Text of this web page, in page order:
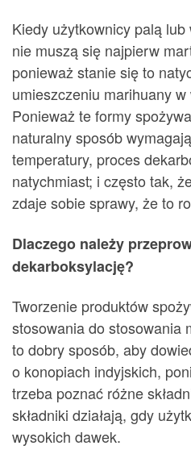
Kiedy użytkownicy palą
nie muszą się najpierw
ponieważ stanie się to
umieszczeniu marihuany
Ponieważ te formy
naturalny sposób
temperatury, proces
natychmiast; i często tak,
zdaje sobie sprawy, że to
Dlaczego należy
dekarboksylację?
Tworzenie produktów
stosowania do stosowania
to dobry sposób, aby
o konopiach indyjskich,
trzeba poznać różne
składniki działają, gdy
wysokich dawek.